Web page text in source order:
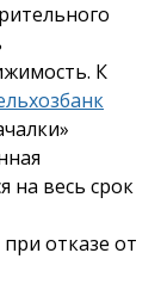
К
на весь срок
отказе от